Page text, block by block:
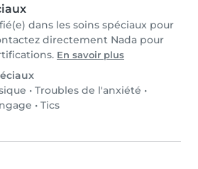
dans les soins spéciaux pour
directement Nada pour
En savoir plus
• Troubles de l'anxiété •
• Tics